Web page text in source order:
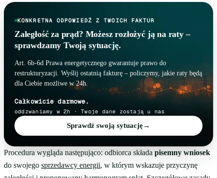
KONKRETNA ODPOWIEDŹ Z TWOICH FAKTUR
Zaległość za prąd? Możesz rozłożyć ją na raty –
sprawdzamy Twoją sytuację.
Art. 6b-6d Prawa energetycznego gwarantuje prawo do
restrukturyzacji. Wyślij ostatnią fakturę – policzymy, jakie raty będą
dla Ciebie możliwe w 24h.
Sprawdź swoją sytuację→
Całkowicie darmowe.
oddzwaniamy w 2h · Twoje dane zostają u nas
Procedura wygląda następująco: odbiorca składa pisemny wniosek
do swojego sprzedawcy energii, w którym wskazuje przyczynę